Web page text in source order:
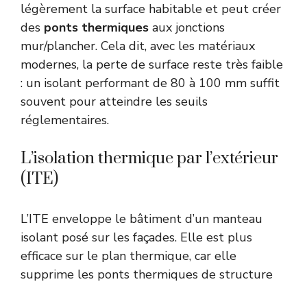
légèrement la surface habitable et peut créer
des ponts thermiques aux jonctions
mur/plancher. Cela dit, avec les matériaux
modernes, la perte de surface reste très faible
: un isolant performant de 80 à 100 mm suffit
souvent pour atteindre les seuils
réglementaires.
L’isolation thermique par l’extérieur
(ITE)
L’ITE enveloppe le bâtiment d’un manteau
isolant posé sur les façades. Elle est plus
efficace sur le plan thermique, car elle
supprime les ponts thermiques de structure